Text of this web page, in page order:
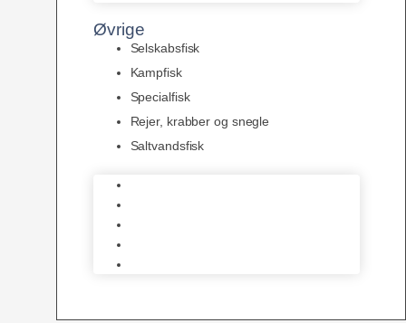
Øvrige
Selskabsfisk
Kampfisk
Specialfisk
Rejer, krabber og snegle
Saltvandsfisk